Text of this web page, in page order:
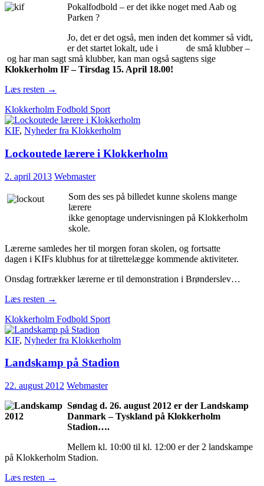
Pokalfodbold – er det ikke noget med Aab og
Parken ?
Jo, det er det også, men inden det kommer så vidt,
er det startet lokalt, ude i de små klubber –
og har man sagt små klubber, kan man også sagtens sige
Klokkerholm IF – Tirsdag 15. April 18.00!
Læs resten →
Klokkerholm Fodbold Sport
KIF, Nyheder fra Klokkerholm
Lockoutede lærere i Klokkerholm
2. april 2013 Webmaster
Som des ses på billedet kunne skolens mange
lærere
ikke genoptage undervisningen på Klokkerholm
skole.
Lærerne samledes her til morgen foran skolen, og fortsatte
dagen i KIFs klubhus for at tilrettelægge kommende aktiviteter.
Onsdag fortrækker lærerne er til demonstration i Brønderslev…
Læs resten →
Klokkerholm Fodbold Sport
KIF, Nyheder fra Klokkerholm
Landskamp på Stadion
22. august 2012 Webmaster
Søndag d. 26. august 2012 er der Landskamp
Danmark – Tyskland på Klokkerholm
Stadion….
Mellem kl. 10:00 til kl. 12:00 er der 2 landskampe
på Klokkerholm Stadion.
Læs resten →